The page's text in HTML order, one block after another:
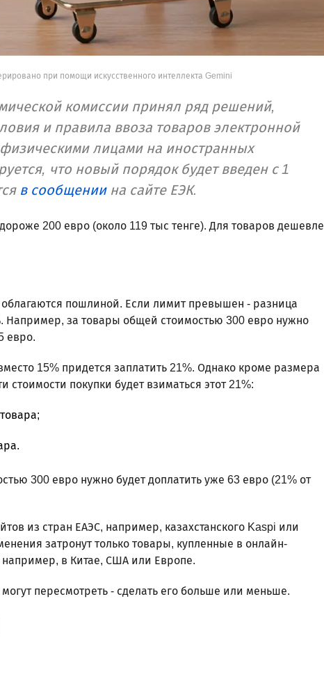
при помощи искусственного интеллекта Gemini
комиссии принял ряд решений,
и правила ввоза товаров электронной
лицами на иностранных
что новый порядок будет введен с 1
в сообщениина сайте ЕЭК.
200 евро (около 119 тыс тенге). Для товаров дешевле
пошлиной. Если лимит превышен - разница
Например, за товары общей стоимостью 300 евро нужно
евро.
15% придется заплатить 21%. Однако кроме размера
стоимости покупки будет взиматься этот 21%:
300 евро нужно будет доплатить уже 63 евро (21% от
из стран ЕАЭС, например, казахстанского Kaspi или
затронут только товары, купленные в онлайн-
в Китае, США или Европе.
пересмотреть - сделать его больше или меньше.